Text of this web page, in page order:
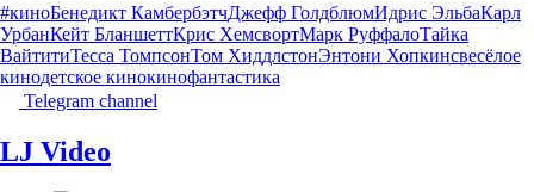
#киноБенедикт КамбербэтчДжефф ГолдблюмИдрис ЭльбаКарл
УрбанКейт БланшеттКрис ХемсвортМарк РуффалоТайка
ВайтитиТесса ТомпсонТом ХиддлстонЭнтони Хопкинсвесёлое
кинодетское кинокинофантастика
Telegram channel
LJ Video